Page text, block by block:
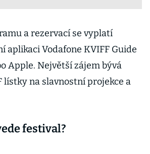
a rezervací se vyplatí
aplikaci Vodafone KVIFF Guide
Apple. Největší zájem bývá
lístky na slavnostní projekce a
festival?